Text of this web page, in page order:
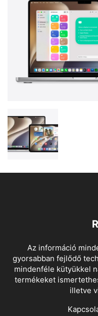
Az információ
gyorsabban fejlődő
mindenféle kütyükkel
termékeket
illetve